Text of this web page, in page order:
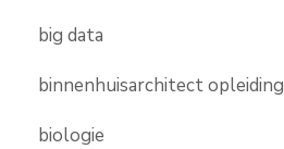
big data
binnenhuisarchitect opleiding
biologie